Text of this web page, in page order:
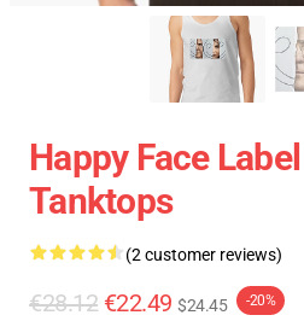
Happy Face
Tanktops
(2 customer reviews)
€28.12 €22.49 $24.45 -20%